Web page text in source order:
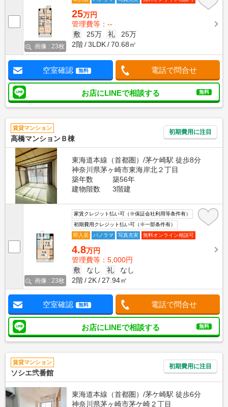
画像 : 23枚
25万円
管理費等：--
敷
25万 礼
25万
2階
3LDK 70.68㎡
空室確認 無料 電話で問合せ
お店にLINEで相談する 無料
賃貸マンション
高橋マンションＢ棟
初期費用に注目
東海道本線（首都圏）/茅ケ崎駅 徒歩8分
神奈川県茅ヶ崎市東海岸北２丁目
築年数
築56年
建物階数
3階建
画像 : 23枚
家賃クレジット払い可（※保証会社利用等条件有）
初期費用クレジット払い可（※一部条件有）
即入居
パノラマ 写真充実 無料オンライン相談可
4.8万円
管理費等：5,000円
敷
なし 礼
なし
2階
2K 27.94㎡
空室確認 無料 電話で問合せ
お店にLINEで相談する 無料
賃貸マンション
ソシエ弐番館
初期費用に注目
東海道本線（首都圏）/茅ケ崎駅 徒歩6分
神奈川県茅ヶ崎市茅ケ崎２丁目